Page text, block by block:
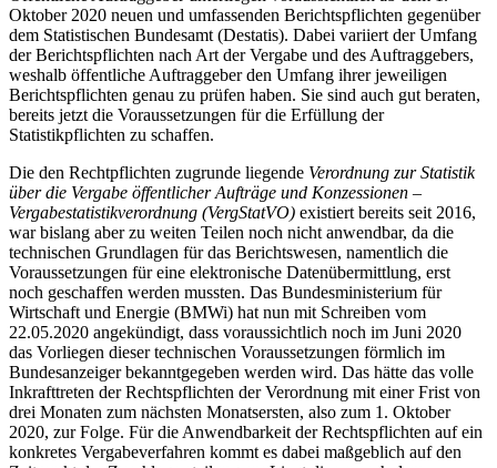
Oktober 2020 neuen und umfassenden Berichtspflichten gegenüber
dem Statistischen Bundesamt (Destatis). Dabei variiert der Umfang
der Berichtspflichten nach Art der Vergabe und des Auftraggebers,
weshalb öffentliche Auftraggeber den Umfang ihrer jeweiligen
Berichtspflichten genau zu prüfen haben. Sie sind auch gut beraten,
bereits jetzt die Voraussetzungen für die Erfüllung der
Statistikpflichten zu schaffen.
Die den Rechtpflichten zugrunde liegende Verordnung zur Statistik
über die Vergabe öffentlicher Aufträge und Konzessionen –
Vergabestatistikverordnung (VergStatVO) existiert bereits seit 2016,
war bislang aber zu weiten Teilen noch nicht anwendbar, da die
technischen Grundlagen für das Berichtswesen, namentlich die
Voraussetzungen für eine elektronische Datenübermittlung, erst
noch geschaffen werden mussten. Das Bundesministerium für
Wirtschaft und Energie (BMWi) hat nun mit Schreiben vom
22.05.2020 angekündigt, dass voraussichtlich noch im Juni 2020
das Vorliegen dieser technischen Voraussetzungen förmlich im
Bundesanzeiger bekanntgegeben werden wird. Das hätte das volle
Inkrafttreten der Rechtspflichten der Verordnung mit einer Frist von
drei Monaten zum nächsten Monatsersten, also zum 1. Oktober
2020, zur Folge. Für die Anwendbarkeit der Rechtspflichten auf ein
konkretes Vergabeverfahren kommt es dabei maßgeblich auf den